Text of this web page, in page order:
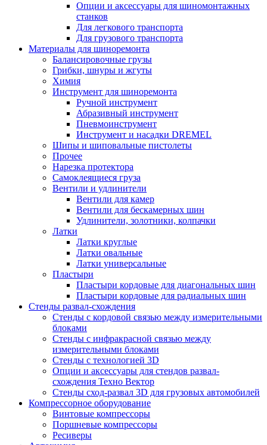
Опции и аксессуары для шиномонтажных
станков
Для легкового транспорта
Для грузового транспорта
Материалы для шиноремонта
Балансировочные грузы
Грибки, шнуры и жгуты
Химия
Инструмент для шиноремонта
Ручной инструмент
Абразивный инструмент
Пневмоинструмент
Инструмент и насадки DREMEL
Шипы и шиповальные пистолеты
Прочее
Нарезка протектора
Самоклеящиеся груза
Вентили и удлинители
Вентили для камер
Вентили для бескамерных шин
Удлинители, золотники, колпачки
Латки
Латки круглые
Латки овальные
Латки универсальные
Пластыри
Пластыри кордовые для диагональных шин
Пластыри кордовые для радиальных шин
Стенды развал-схождения
Стенды с кордовой связью между измерительными
блоками
Стенды с инфракрасной связью между
измерительными блоками
Стенды с технологией 3D
Опции и аксессуары для стендов развал-
схождения Техно Вектор
Стенды сход-развал 3D для грузовых автомобилей
Компрессорное оборудование
Винтовые компрессоры
Поршневые компрессоры
Ресиверы